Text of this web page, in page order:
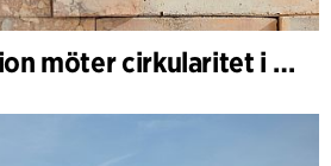
MIX: När tradition möter cirkularitet i arkitekturen